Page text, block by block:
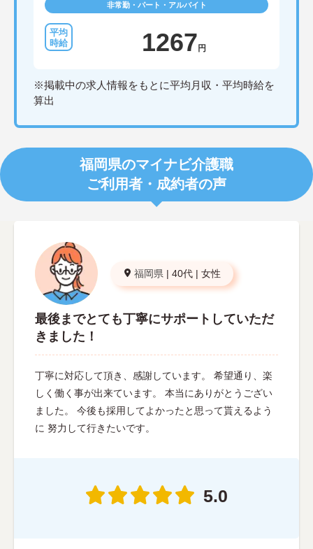
非常勤・パート・アルバイト
1267 円
※掲載中の求人情報をもとに平均月収・平均時給を
算出
福岡県のマイナビ介護職
ご利用者・成約者の声
福岡県 | 40代 | 女性
最後までとても丁寧にサポートしていただ
きました！
丁寧に対応して頂き、感謝しています。 希望通り、楽
しく働く事が出来ています。 本当にありがとうござい
ました。 今後も採用してよかったと思って貰えるよう
に 努力して行きたいです。
5.0